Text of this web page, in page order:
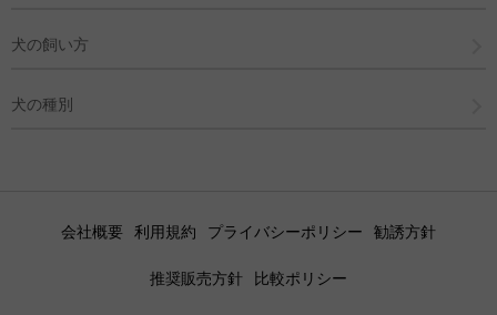
犬の飼い方
犬の種別
会社概要 利用規約 プライバシーポリシー 勧誘方針
推奨販売方針 比較ポリシー